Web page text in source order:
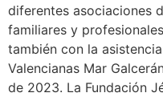
diferentes asociaciones
familiares y
también con la
Valencianas Mar
de 2023. La Fundación